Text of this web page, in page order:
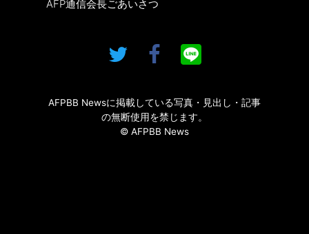
AFP通信会長ごあいさつ
AFPBB Newsに掲載している写真・見出し・記事
の無断使用を禁じます。
© AFPBB News